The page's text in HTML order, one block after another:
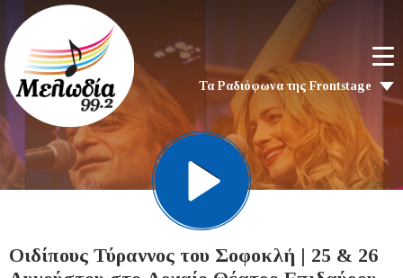
Τα Ραδιόφωνα της Frontstage
Οιδίπους Τύραννος του Σοφοκλή | 25 & 26